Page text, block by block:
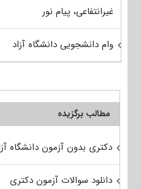
غیرانتفاعی، پیام نور
وام دانشجویی دانشگاه آزاد
مطالب برگزیده
دکتری بدون آزمون دانشگاه
دانلود سوالات آزمون دکتری